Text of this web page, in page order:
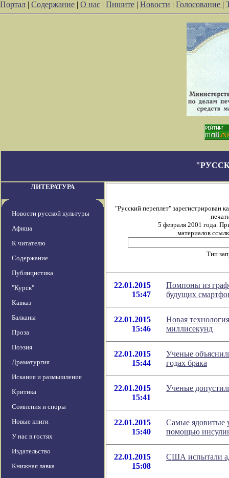
Портал | Содержание | О нас | Пишите | Новости | Голосование |
ЛИТЕРАТУРА
Новости русской культуры
Афиша
К читателю
Содержание
Публицистика
"Курск"
Кавказ
Балканы
Проза
Поэзия
Драматургия
Искания и размышления
Критика
Сомнения и споры
Новые книги
У нас в гостях
Издательство
Книжная лавка
"Русский переплет" зарегистрирован
5 февраля 2001 года.
материалов
Тип
22.01.2015
15:47
Помпоны из
будущих
22.01.2015
15:46
Новая
миллисекунд
22.01.2015
15:44
Ученые
годах брака
22.01.2015
15:41
Ученые
22.01.2015
15:40
Самые ядовитые
помощью
22.01.2015
15:08
США испытали